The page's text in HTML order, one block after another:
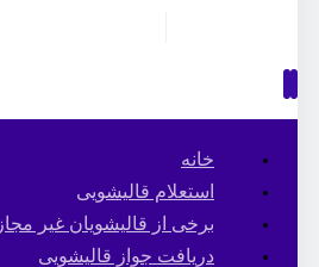
خانه
استعلام قالیشویی
برخی از قالیشویان غیر مجاز
دریافت جواز قالیشویی